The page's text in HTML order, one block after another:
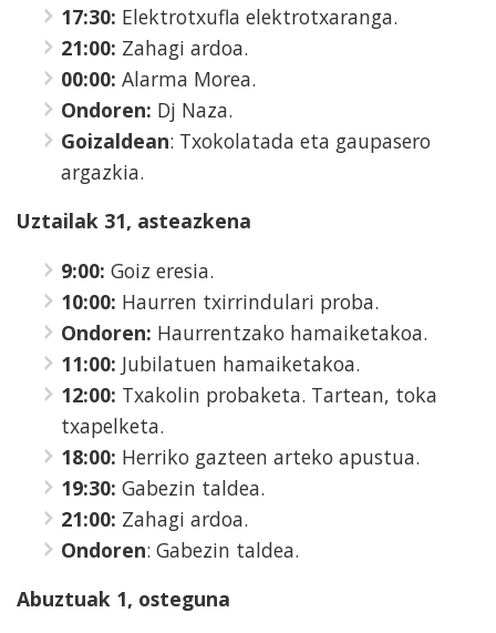
17:30: Elektrotxufla elektrotxaranga.
21:00: Zahagi ardoa.
00:00: Alarma Morea.
Ondoren: Dj Naza.
Goizaldean: Txokolatada eta gaupasero
argazkia.
Uztailak 31, asteazkena
9:00: Goiz eresia.
10:00: Haurren txirrindulari proba.
Ondoren: Haurrentzako hamaiketakoa.
11:00: Jubilatuen hamaiketakoa.
12:00: Txakolin probaketa. Tartean, toka
txapelketa.
18:00: Herriko gazteen arteko apustua.
19:30: Gabezin taldea.
21:00: Zahagi ardoa.
Ondoren: Gabezin taldea.
Abuztuak 1, osteguna